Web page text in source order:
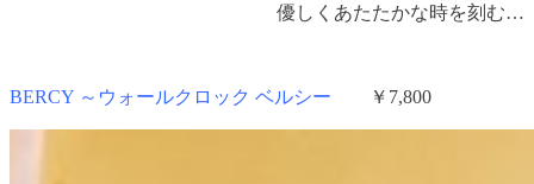
優しくあたたかな時を刻む…
BERCY ～ウォールクロック ベルシー ￥7,800